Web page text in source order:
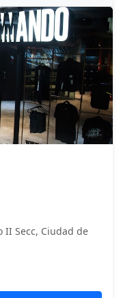
II Secc, Ciudad de